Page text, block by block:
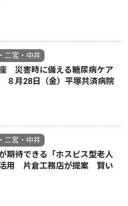
二宮・中井
災害時に備える糖尿病ケア
８月28日（金）平塚共済病院
二宮・中井
期待できる「ホスピス型老人
用 片倉工務店が提案 賢い